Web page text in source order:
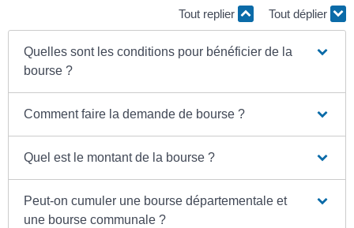
Tout replier Tout déplier
Quelles sont les conditions pour bénéficier de la
bourse ?
Comment faire la demande de bourse ?
Quel est le montant de la bourse ?
Peut-on cumuler une bourse départementale et
une bourse communale ?